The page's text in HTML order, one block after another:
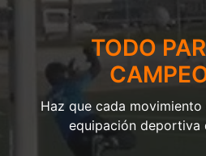
TODO
Haz que cada
equipación deportiva